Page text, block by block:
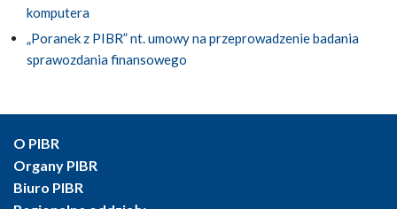
komputera
„Poranek z PIBR” nt. umowy na przeprowadzenie badania
sprawozdania finansowego
O PIBR
Organy PIBR
Biuro PIBR